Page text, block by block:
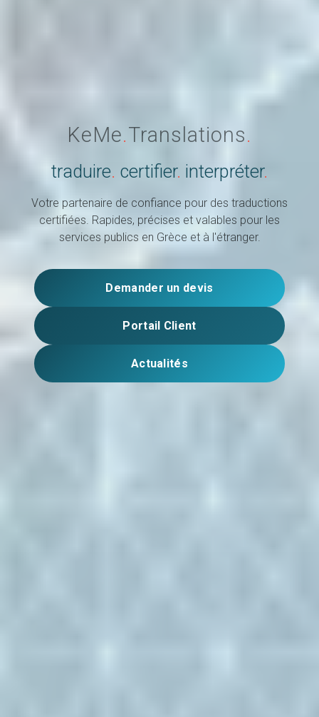
KeMe.Translations.
traduire. certifier. interpréter.
Votre partenaire de confiance pour des traductions
certifiées. Rapides, précises et valables pour les
services publics en Grèce et à l'étranger.
Demander un devis
Portail Client
Actualités